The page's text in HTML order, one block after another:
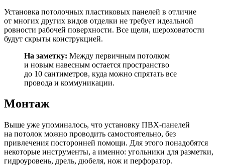
Установка потолочных пластиковых панелей в отличие
от многих других видов отделки не требует идеальной
ровности рабочей поверхности. Все щели, шероховатости
будут скрыты конструкцией.
На заметку: Между первичным потолком
и новым навесным остается пространство
до 10 сантиметров, куда можно спрятать все
провода и коммуникации.
Монтаж
Выше уже упоминалось, что установку ПВХ-панелей
на потолок можно проводить самостоятельно, без
привлечения посторонней помощи. Для этого понадобятся
некоторые инструменты, а именно: угольники для разметки,
гидроуровень, дрель, дюбеля, нож и перфоратор.